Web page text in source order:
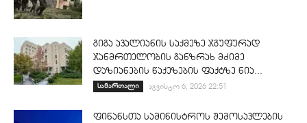
გიგა ავალიანის საქმეზე ჯგუფურად
ჯანმრთელობის განზრახ მძიმე
დაზიანების წაქეზების ფაქტზე ნია...
სამართალი აგვისტო 6, 2026 22:51
ფინანსთა სამინისტროს შემოსავლების